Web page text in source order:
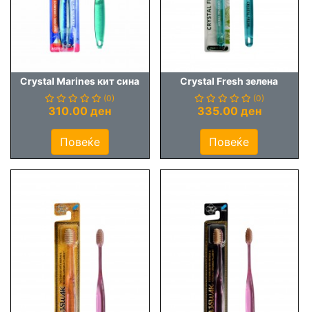
Crystal Marines кит сина
(0)
310.00 ден
Повеќе
Crystal Fresh зелена
(0)
335.00 ден
Повеќе